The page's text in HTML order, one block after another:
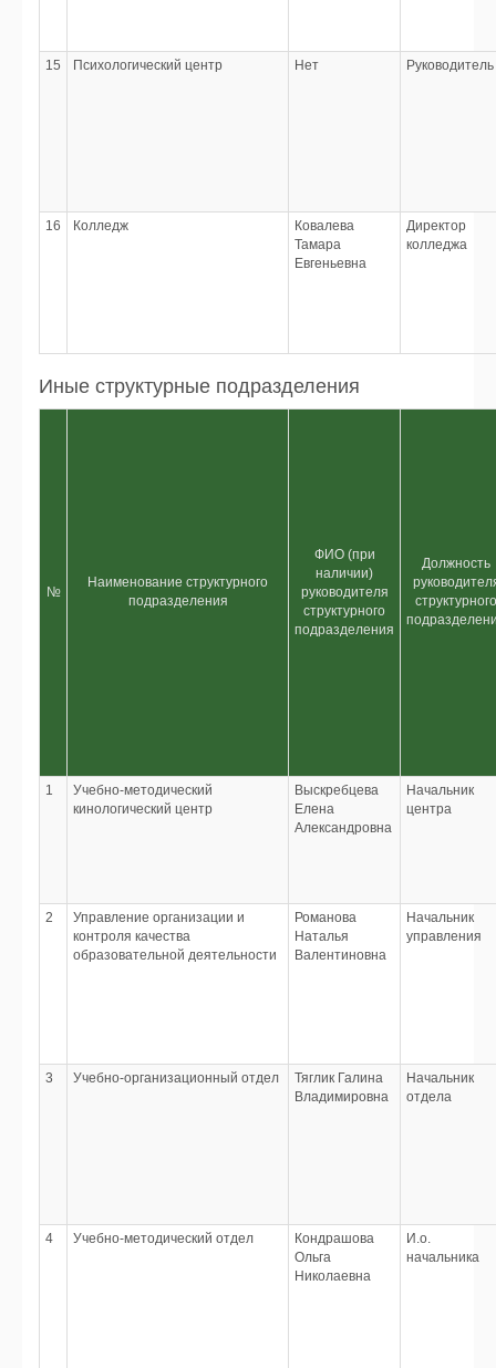
15 Психологический центр Нет Руководитель
16 Колледж
Ковалева
Тамара
Евгеньевна
Директор
колледжа
Иные структурные подразделения
№
Наименование структурного
подразделения
ФИО (при
наличии)
руководителя
структурного
подразделения
Должность
структурного
1
Учебно-методический
кинологический центр
Выскребцева
Елена
Александровна
Начальник
центра
2
Управление организации и
контроля качества
образовательной деятельности
Романова
Наталья
Валентиновна
Начальник
управления
3 Учебно-организационный отдел
Тяглик Галина
Владимировна
Начальник
отдела
4 Учебно-методический отдел
Кондрашова
Ольга
Николаевна
И.о.
начальника